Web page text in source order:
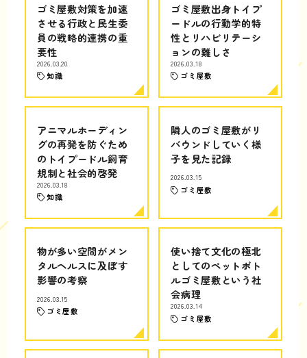
ゴミ屋敷対策を加速
させる行政と民生委
員の戦略的連携の重
要性
2026.03.20
知識
ゴミ屋敷出身トイプ
ードルの行動学的特
性とリハビリテーシ
ョンの難しさ
2026.03.18
ゴミ屋敷
アニマルホーディン
グの再発を防ぐため
のトイプードル飼育
規制と社会的啓発
2026.03.18
知識
隣人のゴミ屋敷がリ
バウンドしていく様
子を見た記録
2026.03.15
ゴミ屋敷
物が多い空間がメン
タルヘルスに及ぼす
影響の考察
2026.03.15
ゴミ屋敷
使い捨て文化の極北
としてのペットボト
ルゴミ屋敷という社
会病理
2026.03.14
ゴミ屋敷